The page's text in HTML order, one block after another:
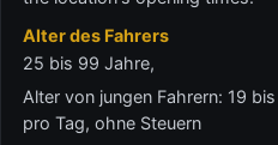
Alter des Fahrers
25 bis 99 Jahre,
Alter von jungen Fahrern: 19
pro Tag, ohne Steuern